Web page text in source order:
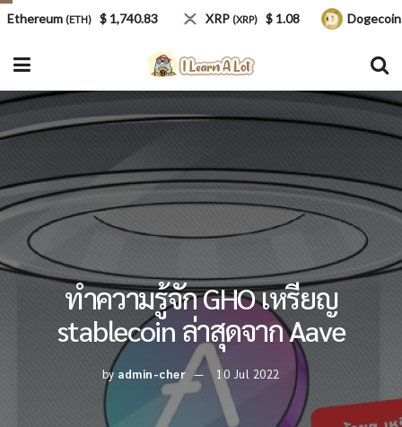
ทำความรู้จัก GHO เหรียญ
stablecoin ล่าสุดจาก Aave
by admin-cher 10 Jul 2022
(ETH) $ 1,740.83 XRP (XRP) $ 1.08 Dogecoin